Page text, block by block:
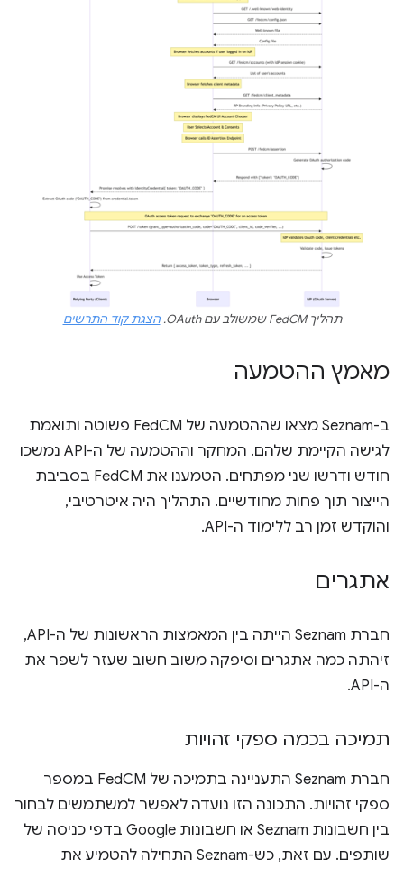
תהליך FedCM שמשולב עם OAuth. הצגת קוד התרשים
מאמץ ההטמעה
ב-Seznam מצאו שההטמעה של FedCM פשוטה ותואמת
לגישה הקיימת שלהם. המחקר וההטמעה של ה-API נמשכו
חודש ודרשו שני מפתחים. הטמענו את FedCM בסביבת
הייצור תוך פחות מחודשיים. התהליך היה איטרטיבי,
והוקדש זמן רב ללימוד ה-API.
אתגרים
חברת Seznam הייתה בין המאמצות הראשונות של ה-API,
זיהתה כמה אתגרים וסיפקה משוב חשוב שעזר לשפר את
ה-API.
תמיכה בכמה ספקי זהויות
חברת Seznam התעניינה בתמיכה של FedCM במספר
ספקי זהויות. התכונה הזו נועדה לאפשר למשתמשים לבחור
בין חשבונות Seznam או חשבונות Google בדפי כניסה של
שותפים. עם זאת, כש-Seznam התחילה להטמיע את